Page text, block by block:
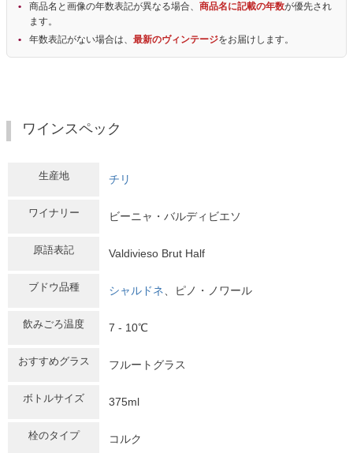
商品名と画像の年数表記が異なる場合、 商品名に記載の年数が優先され
ます。
年数表記がない場合は、 最新のヴィンテージをお届けします。
ワインスペック
生産地 チリ
ワイナリー ビーニャ・バルディビエソ
原語表記 Valdivieso Brut Half
ブドウ品種 シャルドネ 、ピノ・ノワール
飲みごろ温度 7 - 10℃
おすすめグラス フルートグラス
ボトルサイズ 375ml
栓のタイプ コルク